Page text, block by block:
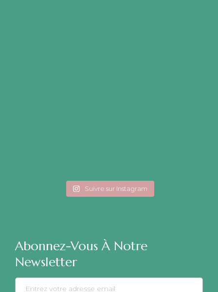
Suivre sur Instagram
Abonnez-Vous À Notre
Newsletter